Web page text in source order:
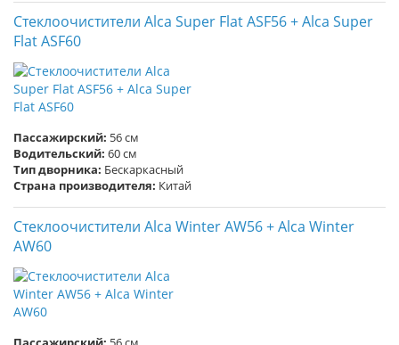
Стеклоочистители Alca Super Flat ASF56 + Alca Super
Flat ASF60
Пассажирский: 56 см
Водительский: 60 см
Тип дворника: Бескаркасный
Страна производителя: Китай
Стеклоочистители Alca Winter AW56 + Alca Winter
AW60